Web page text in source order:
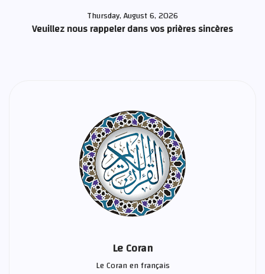
Thursday, August 6, 2026
Veuillez nous rappeler dans vos prières sincères
Le Coran
Le Coran en français